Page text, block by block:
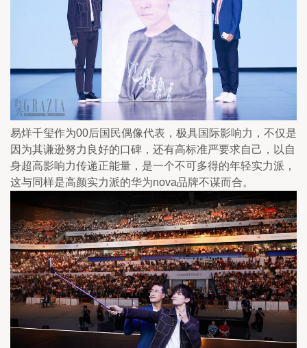
易烊千玺作为00后国民偶像代表，极具国际影响力，不仅是
因为其谦逊努力良好的口碑，还有高标准严要求自己，以自
身超高影响力传递正能量，是一个不可多得的年轻实力派，
这与同样是高颜实力派的华为nova品牌不谋而合。